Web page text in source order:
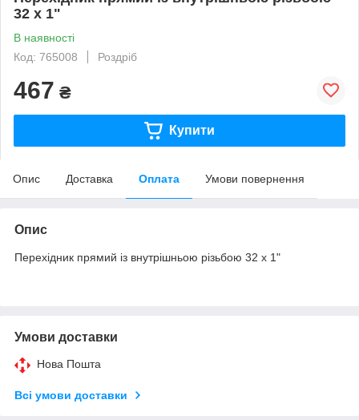
32 х 1"
В наявності
Код: 765008
Роздріб
467 ₴
Купити
Опис Доставка Оплата Умови повернення
Опис
Перехідник прямий із внутрішньою різьбою 32 х 1"
Умови доставки
Нова Пошта
Всі умови доставки